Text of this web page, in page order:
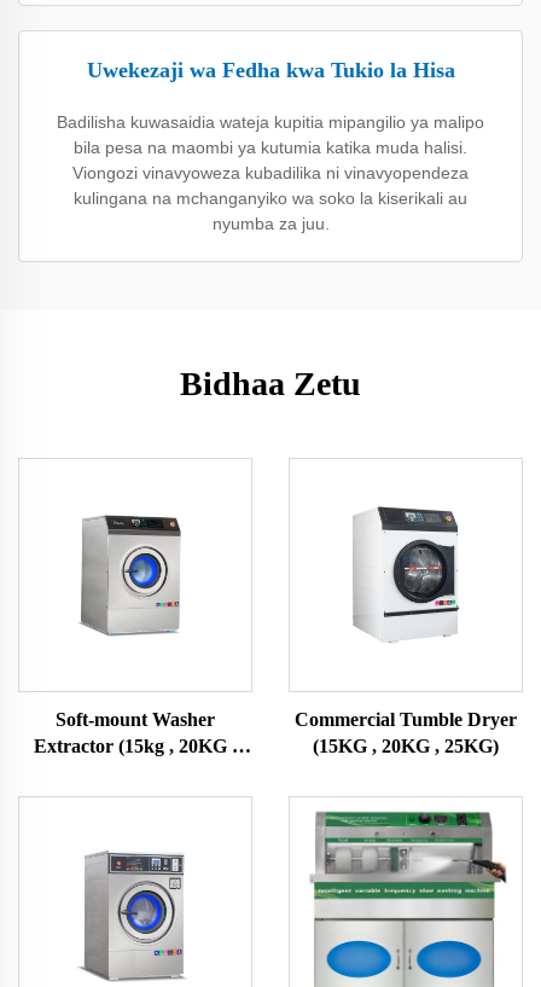
Uwekezaji wa Fedha kwa Tukio la Hisa
Badilisha kuwasaidia wateja kupitia mipangilio ya malipo
bila pesa na maombi ya kutumia katika muda halisi.
Viongozi vinavyoweza kubadilika ni vinavyopendeza
kulingana na mchanganyiko wa soko la kiserikali au
nyumba za juu.
Bidhaa Zetu
Soft-mount Washer
Extractor (15kg , 20KG ,
Commercial Tumble Dryer
(15KG , 20KG , 25KG)